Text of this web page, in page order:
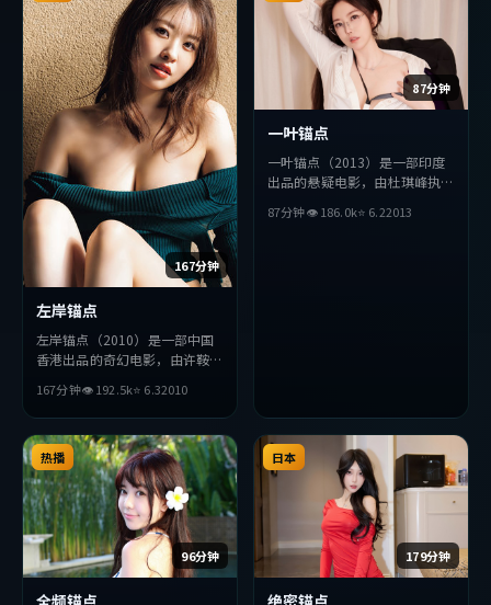
167分钟
左岸锚点
左岸锚点（2010）是一部中国
香港出品的奇幻电影，由许鞍华
·查拉梅等主演。影片在叙事
与视听上力求突破，探讨人性与
抉择，节奏张弛有度，适合喜欢
该类型的观众完整观看。
167分钟👁192.5k⭐ 6.32010
87分钟
一叶锚点
一叶锚点（2013）是一部印度
出品的悬疑电影，由杜琪峰执
主演。影片在叙事与视听上力求
87分钟👁186.0k⭐ 6.22013
96分钟
热播
179分钟
日本